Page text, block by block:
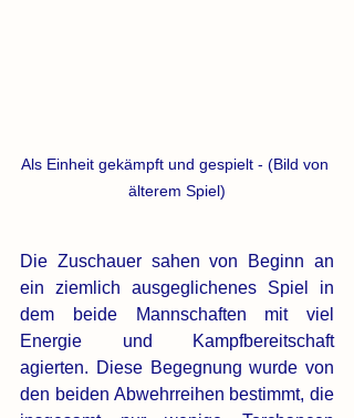
Als Einheit gekämpft und gespielt - (Bild von
älterem Spiel)
Die Zuschauer sahen von Beginn an
ein ziemlich ausgeglichenes Spiel in
dem beide Mannschaften mit viel
Energie und Kampfbereitschaft
agierten. Diese Begegnung wurde von
den beiden Abwehrreihen bestimmt, die